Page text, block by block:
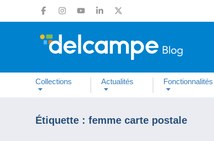
Collections Actualités Fonctionnalités
Étiquette : femme carte postale